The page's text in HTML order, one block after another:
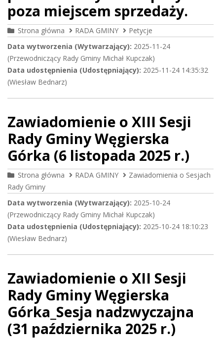
poza miejscem sprzedaży.
Strona główna RADA GMINY
Petycje
Data wytworzenia (Wytwarzający): 2025-11-24
(Przewodniczący Rady Gminy Michał Kupczak)
Data udostępnienia (Udostępniający): 2025-11-24 14:35:32
(Wiesław Bednarz)
Zawiadomienie o XIII Sesji
Rady Gminy Węgierska
Górka (6 listopada 2025 r.)
Strona główna RADA GMINY
Zawiadomienia o Sesjach
Rady Gminy
Data wytworzenia (Wytwarzający): 2025-10-24
(Przewodniczący Rady Gminy Michał Kupczak)
Data udostępnienia (Udostępniający): 2025-10-24 18:10:23
(Wiesław Bednarz)
Zawiadomienie o XII Sesji
Rady Gminy Węgierska
Górka_Sesja nadzwyczajna
(31 października 2025 r.)